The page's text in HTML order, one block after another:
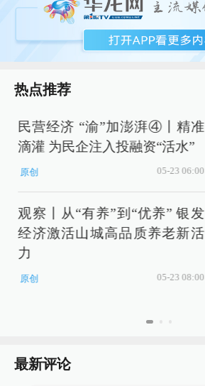
热点推荐
民营经济 “渝”加澎湃④丨精准
滴灌 为民企注入投融资“活水”
原创 05-23 06:00
观察丨从“有养”到“优养” 银发
经济激活山城高品质养老新活
力
原创 05-23 08:00
最新评论